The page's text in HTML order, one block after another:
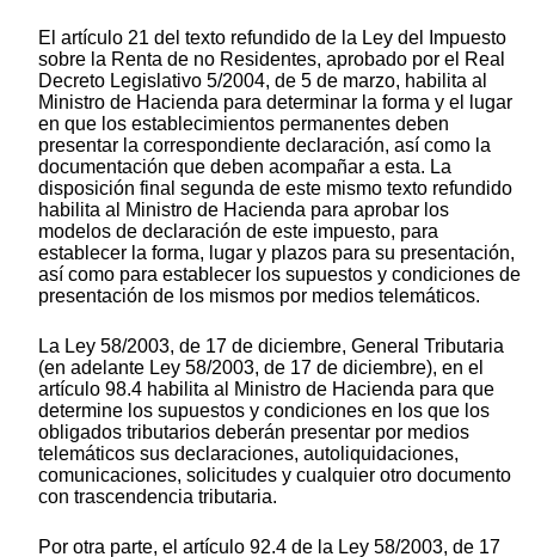
El artículo 21 del texto refundido de la Ley del Impuesto
sobre la Renta de no Residentes, aprobado por el Real
Decreto Legislativo 5/2004, de 5 de marzo, habilita al
Ministro de Hacienda para determinar la forma y el lugar
en que los establecimientos permanentes deben
presentar la correspondiente declaración, así como la
documentación que deben acompañar a esta. La
disposición final segunda de este mismo texto refundido
habilita al Ministro de Hacienda para aprobar los
modelos de declaración de este impuesto, para
establecer la forma, lugar y plazos para su presentación,
así como para establecer los supuestos y condiciones de
presentación de los mismos por medios telemáticos.
La Ley 58/2003, de 17 de diciembre, General Tributaria
(en adelante Ley 58/2003, de 17 de diciembre), en el
artículo 98.4 habilita al Ministro de Hacienda para que
determine los supuestos y condiciones en los que los
obligados tributarios deberán presentar por medios
telemáticos sus declaraciones, autoliquidaciones,
comunicaciones, solicitudes y cualquier otro documento
con trascendencia tributaria.
Por otra parte, el artículo 92.4 de la Ley 58/2003, de 17